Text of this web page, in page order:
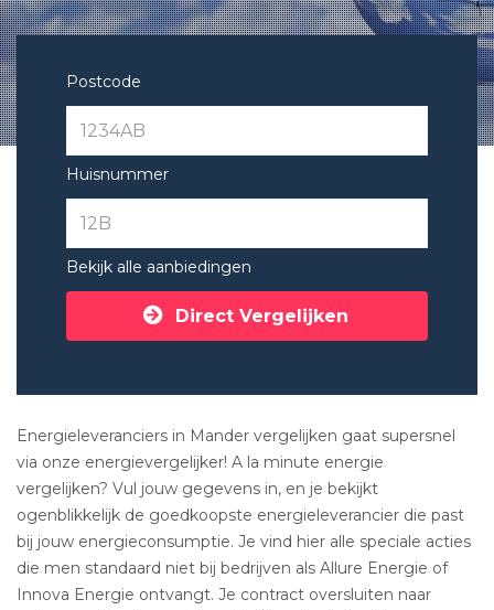
Postcode
Huisnummer
Bekijk alle aanbiedingen
Direct Vergelijken
Energieleveranciers in Mander vergelijken gaat supersnel
via onze energievergelijker! A la minute energie
vergelijken? Vul jouw gegevens in, en je bekijkt
ogenblikkelijk de goedkoopste energieleverancier die past
bij jouw energieconsumptie. Je vind hier alle speciale acties
die men standaard niet bij bedrijven als Allure Energie of
Innova Energie ontvangt. Je contract oversluiten naar